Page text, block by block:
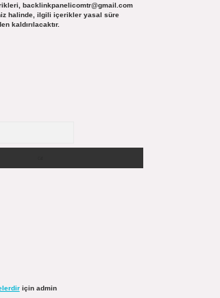
backlinkpanelicomtr@gmail.com
halinde, ilgili içerikler yasal süre
kaldırılacaktır.
için admin